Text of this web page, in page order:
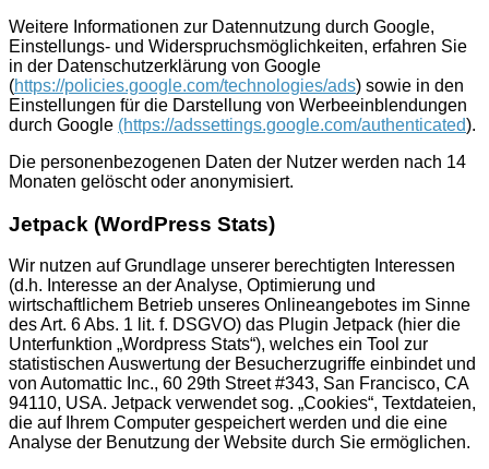
Weitere Informationen zur Datennutzung durch Google,
Einstellungs- und Widerspruchsmöglichkeiten, erfahren Sie
in der Datenschutzerklärung von Google
(https://policies.google.com/technologies/ads) sowie in den
Einstellungen für die Darstellung von Werbeeinblendungen
durch Google (https://adssettings.google.com/authenticated).
Die personenbezogenen Daten der Nutzer werden nach 14
Monaten gelöscht oder anonymisiert.
Jetpack (WordPress Stats)
Wir nutzen auf Grundlage unserer berechtigten Interessen
(d.h. Interesse an der Analyse, Optimierung und
wirtschaftlichem Betrieb unseres Onlineangebotes im Sinne
des Art. 6 Abs. 1 lit. f. DSGVO) das Plugin Jetpack (hier die
Unterfunktion „Wordpress Stats“), welches ein Tool zur
statistischen Auswertung der Besucherzugriffe einbindet und
von Automattic Inc., 60 29th Street #343, San Francisco, CA
94110, USA. Jetpack verwendet sog. „Cookies“, Textdateien,
die auf Ihrem Computer gespeichert werden und die eine
Analyse der Benutzung der Website durch Sie ermöglichen.